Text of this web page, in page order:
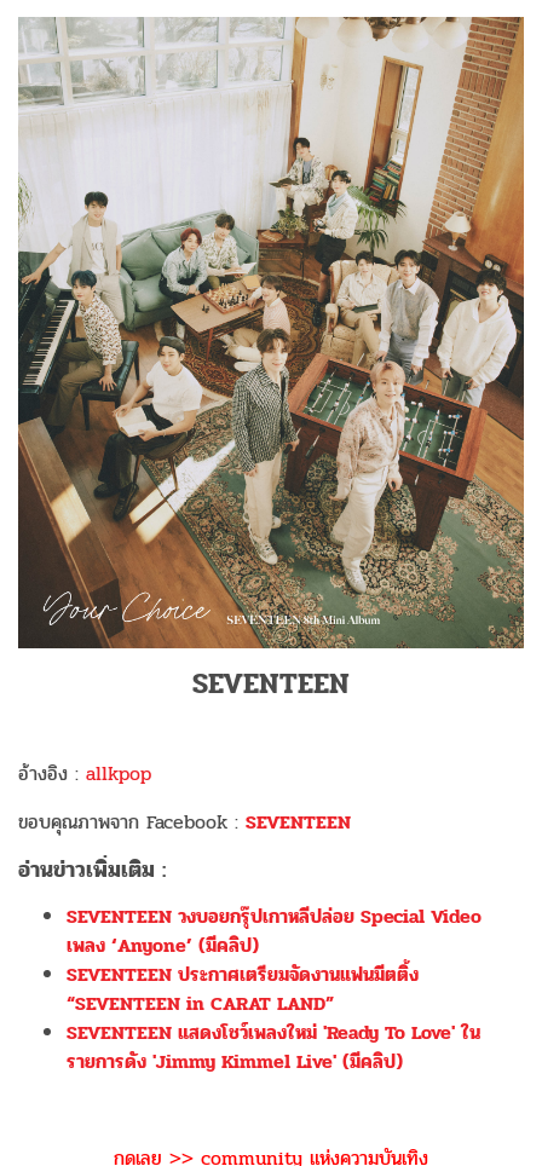
SEVENTEEN
อ้างอิง : allkpop
ขอบคุณภาพจาก Facebook : SEVENTEEN
อ่านข่าวเพิ่มเติม :
SEVENTEEN วงบอยกรุ๊ปเกาหลีปล่อย Special Video
เพลง ‘Anyone’ (มีคลิป)
SEVENTEEN ประกาศเตรียมจัดงานแฟนมีตติ้ง
“SEVENTEEN in CARAT LAND”
SEVENTEEN แสดงโชว์เพลงใหม่ 'Ready To Love' ใน
รายการดัง 'Jimmy Kimmel Live' (มีคลิป)
กดเลย >> community แห่งความบันเทิง